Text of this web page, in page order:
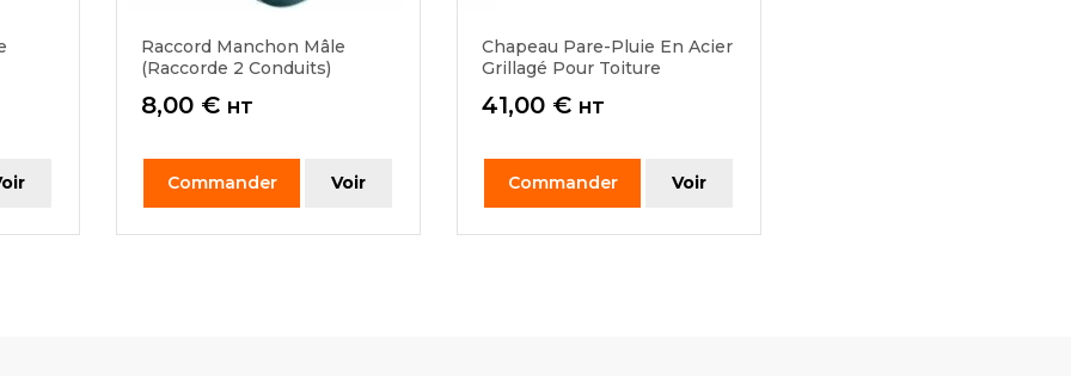
Raccord Manchon Mâle
(raccorde 2 Conduits)
Prix
8,00 € HT
Commander Voir
Chapeau Pare-Pluie En Acier
Grillagé Pour Toiture
Prix
41,00 € HT
Commander Voir